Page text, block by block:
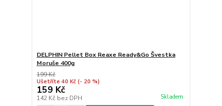
DELPHIN Pellet Box Reaxe Ready&Go Švestka
Moruše 400g
199 Kč
Ušetříte 40 Kč (- 20 %)
159 Kč
142 Kč bez DPH Skladem